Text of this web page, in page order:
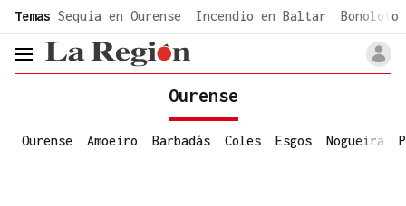
common.go-to-content
Temas Sequía en Ourense Incendio en Baltar Bonoloto
header.menu.open
Ourense
Ourense Amoeiro Barbadás Coles Esgos Nogueira